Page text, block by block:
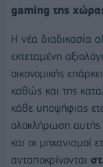
gaming της
Η νέα διαδικασία
εκτεταμένη
οικονομικής
καθώς και της
κάθε υποψήφιας
ολοκλήρωση αυτής
και οι μηχανισμοί
ανταποκρίνονται